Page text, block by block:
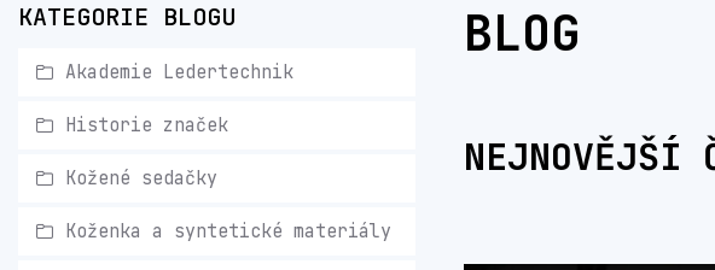
KATEGORIE BLOGU
Akademie Ledertechnik
Historie značek
Kožené sedačky
Koženka a syntetické materiály
BLOG
NEJNOVĚJŠÍ